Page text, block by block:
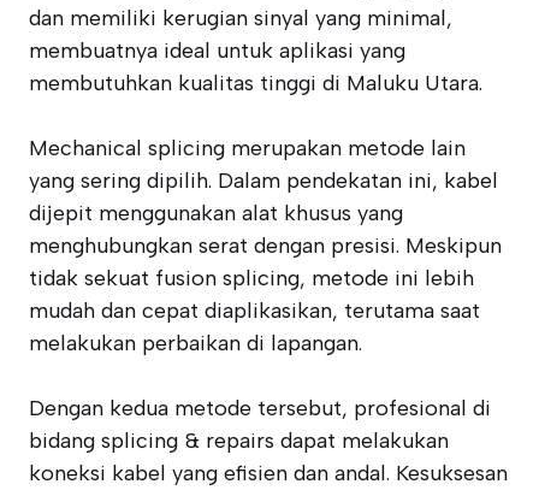
dan memiliki kerugian sinyal yang minimal,
membuatnya ideal untuk aplikasi yang
membutuhkan kualitas tinggi di Maluku Utara.
Mechanical splicing merupakan metode lain
yang sering dipilih. Dalam pendekatan ini, kabel
dijepit menggunakan alat khusus yang
menghubungkan serat dengan presisi. Meskipun
tidak sekuat fusion splicing, metode ini lebih
mudah dan cepat diaplikasikan, terutama saat
melakukan perbaikan di lapangan.
Dengan kedua metode tersebut, profesional di
bidang splicing & repairs dapat melakukan
koneksi kabel yang efisien dan andal. Kesuksesan